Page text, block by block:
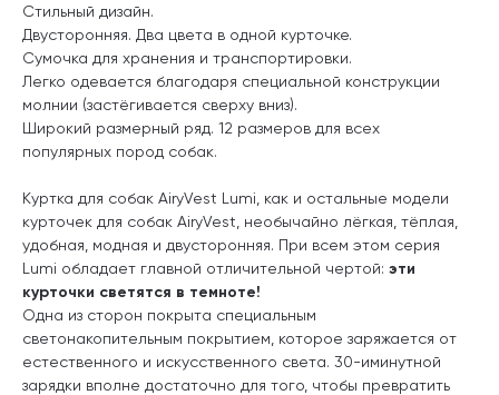
Стильный дизайн.
Двусторонняя. Два цвета в одной курточке.
Сумочка для хранения и транспортировки.
Легко одевается благодаря специальной конструкции
молнии (застёгивается сверху вниз).
Широкий размерный ряд. 12 размеров для всех
популярных пород собак.
Куртка для собак AiryVest Lumi, как и остальные модели
курточек для собак AiryVest, необычайно лёгкая, тёплая,
удобная, модная и двусторонняя. При всем этом серия
Lumi обладает главной отличительной чертой: эти
курточки светятся в темноте!
Одна из сторон покрыта специальным
светонакопительным покрытием, которое заряжается от
естественного и искусственного света. 30-иминутной
зарядки вполне достаточно для того, чтобы превратить